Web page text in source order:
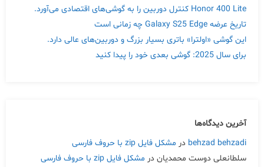
Honor 400 Lite کنترل دوربین را به گوشی‌های اقتصادی می‌آورد.
تاریخ عرضه Galaxy S25 Edge چه زمانی است
این گوشی «اولترا» باتری بسیار بزرگ و دوربین‌های عالی دارد.
برای سال 2025: گوشی بعدی خود را پیدا کنید
آخرین دیدگاه‌ها
behzad behzadi در مشکل فایل zip با حروف فارسی
سلطانعلی دوست محمدیان در مشکل فایل zip با حروف فارسی